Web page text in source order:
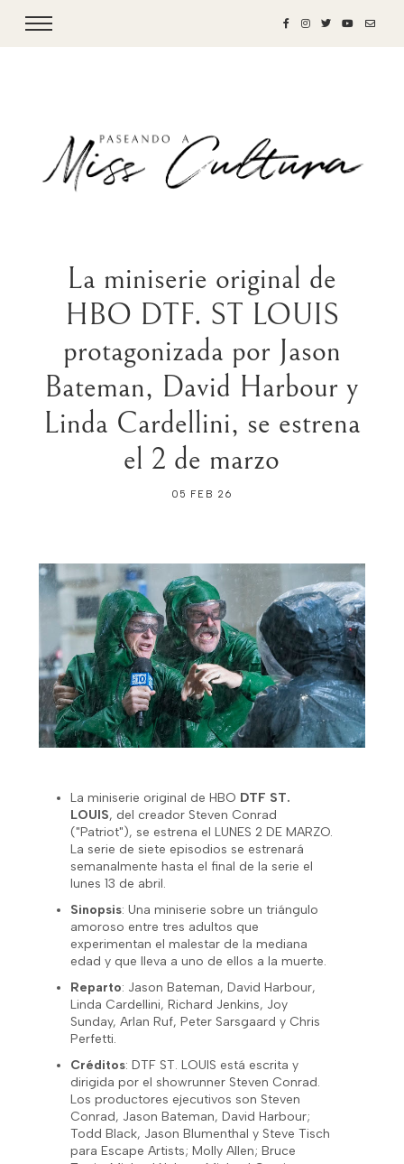
La miniserie original de
HBO DTF. ST LOUIS
protagonizada por Jason
Bateman, David Harbour y
Linda Cardellini, se estrena
el 2 de marzo
05 FEB 26
La miniserie original de HBO DTF ST.
LOUIS, del creador Steven Conrad
("Patriot"), se estrena el LUNES 2 DE MARZO.
La serie de siete episodios se estrenará
semanalmente hasta el final de la serie el
lunes 13 de abril.
Sinopsis: Una miniserie sobre un triángulo
amoroso entre tres adultos que
experimentan el malestar de la mediana
edad y que lleva a uno de ellos a la muerte.
Reparto: Jason Bateman, David Harbour,
Linda Cardellini, Richard Jenkins, Joy
Sunday, Arlan Ruf, Peter Sarsgaard y Chris
Perfetti.
Créditos: DTF ST. LOUIS está escrita y
dirigida por el showrunner Steven Conrad.
Los productores ejecutivos son Steven
Conrad, Jason Bateman, David Harbour;
Todd Black, Jason Blumenthal y Steve Tisch
para Escape Artists; Molly Allen; Bruce